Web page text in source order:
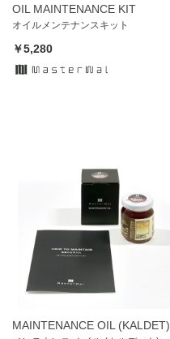
OIL MAINTENANCE KIT
オイルメンテナンスキット
￥5,280
MAINTENANCE OIL (KALDET)